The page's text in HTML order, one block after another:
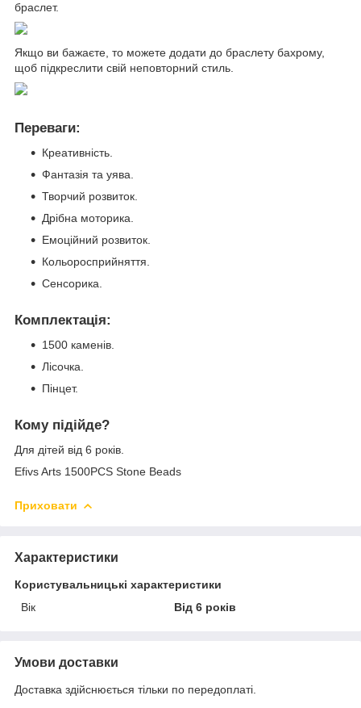
браслет.
Якщо ви бажаєте, то можете додати до браслету бахрому,
щоб підкреслити свій неповторний стиль.
Переваги:
Креативність.
Фантазія та уява.
Творчий розвиток.
Дрібна моторика.
Емоційний розвиток.
Кольоросприйняття.
Сенсорика.
Комплектація:
1500 каменів.
Лісочка.
Пінцет.
Кому підійде?
Для дітей від 6 років.
Efivs Arts 1500PCS Stone Beads
Приховати
Характеристики
Користувальницькі характеристики
Вік
Від 6 років
Умови доставки
Доставка здійснюється тільки по передоплаті.